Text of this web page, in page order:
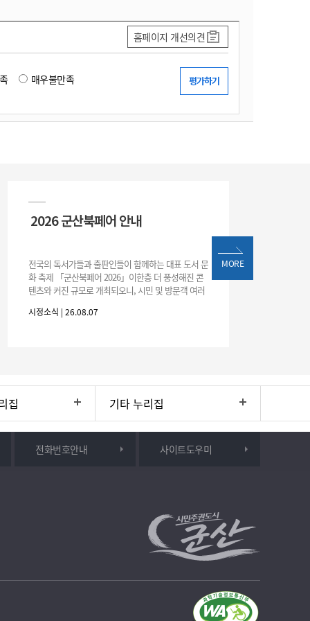
홈페이지 개선의견
매우불만족
2026 군산북페어 안내
전국의 독서가들과 출판인들이 함께하는 대표 도서 문
화 축제 「군산북페어 2026」이한층 더 풍성해진 콘
텐츠와 커진 규모로 개최되오니, 시민 및 방문객 여러
간: 2026. 8. 28.
시정소식 | 26.08.07
MORE
집 기타 누리집
전화번호안내 사이트도우미